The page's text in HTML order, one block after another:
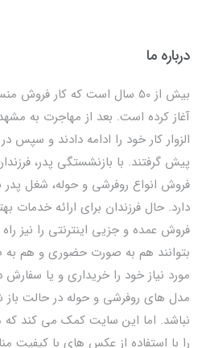
درباره ما
بیش از 50 سال است که کار
آغاز کرده است. بعد از مهاجرت به مشهد
الزوار کار خود را ادامه دادند و سپس
پیش گرفتند. با بازنشستگی پدر،
فروش عمده و جزیی اینترنتی را نیز
بتوانند هم به صورت حضوری و هم
مورد نیاز خود را خریداری و یا
مدل های روفرشی و حوله در حالت
نباشد. اما این سایت کمک می کند که
را با استفاده از عکس های با کیفیت